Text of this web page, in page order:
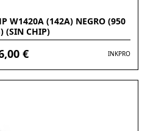
W1420A (142A) NEGRO (950
(SIN CHIP)
€ INKPRO